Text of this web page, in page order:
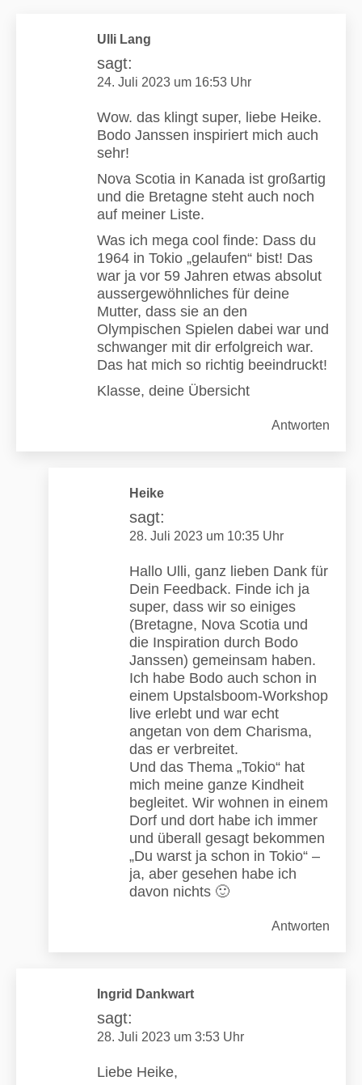
Ulli Lang
sagt:
24. Juli 2023 um 16:53 Uhr
Wow. das klingt super, liebe Heike.
Bodo Janssen inspiriert mich auch
sehr!
Nova Scotia in Kanada ist großartig
und die Bretagne steht auch noch
auf meiner Liste.
Was ich mega cool finde: Dass du
1964 in Tokio „gelaufen“ bist! Das
war ja vor 59 Jahren etwas absolut
aussergewöhnliches für deine
Mutter, dass sie an den
Olympischen Spielen dabei war und
schwanger mit dir erfolgreich war.
Das hat mich so richtig beeindruckt!
Klasse, deine Übersicht
Antworten
Heike
sagt:
28. Juli 2023 um 10:35 Uhr
Hallo Ulli, ganz lieben Dank für
Dein Feedback. Finde ich ja
super, dass wir so einiges
(Bretagne, Nova Scotia und
die Inspiration durch Bodo
Janssen) gemeinsam haben.
Ich habe Bodo auch schon in
einem Upstalsboom-Workshop
live erlebt und war echt
angetan von dem Charisma,
das er verbreitet.
Und das Thema „Tokio“ hat
mich meine ganze Kindheit
begleitet. Wir wohnen in einem
Dorf und dort habe ich immer
und überall gesagt bekommen
„Du warst ja schon in Tokio“ –
ja, aber gesehen habe ich
davon nichts 🙂
Antworten
Ingrid Dankwart
sagt:
28. Juli 2023 um 3:53 Uhr
Liebe Heike,